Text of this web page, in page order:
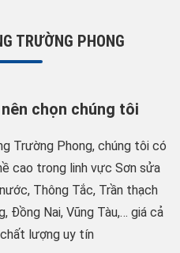
TRƯỜNG PHONG
chọn chúng tôi
Trường Phong, chúng tôi có
cao trong linh vực Sơn sửa
Thông Tắc, Trần thạch
Đồng Nai, Vũng Tàu,… giá cả
lượng uy tín